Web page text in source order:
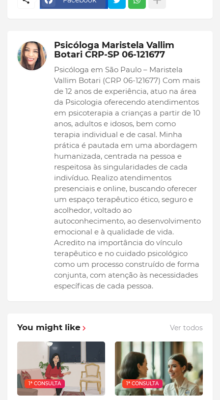
Psicóloga Maristela Vallim
Botari CRP-SP 06-121677
Psicóloga em São Paulo – Maristela
Vallim Botari (CRP 06-121677) Com mais
de 12 anos de experiência, atuo na área
da Psicologia oferecendo atendimentos
em psicoterapia a crianças a partir de 10
anos, adultos e idosos, bem como
terapia individual e de casal. Minha
prática é pautada em uma abordagem
humanizada, centrada na pessoa e
respeitosa às singularidades de cada
indivíduo. Realizo atendimentos
presenciais e online, buscando oferecer
um espaço terapêutico ético, seguro e
acolhedor, voltado ao
autoconhecimento, ao desenvolvimento
emocional e à qualidade de vida.
Acredito na importância do vínculo
terapêutico e no cuidado psicológico
como um processo construído de forma
conjunta, com atenção às necessidades
específicas de cada pessoa.
You might like Ver todos
1ª CONSULTA 1ª CONSULTA